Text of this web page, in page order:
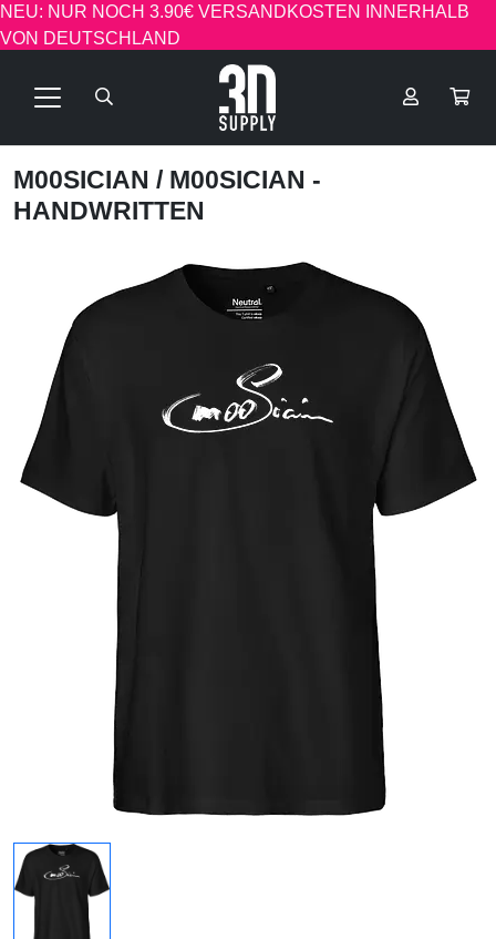
NEU: NUR NOCH 3.90€ VERSANDKOSTEN INNERHALB
VON DEUTSCHLAND
M00SICIAN / M00SICIAN -
HANDWRITTEN